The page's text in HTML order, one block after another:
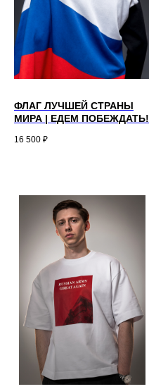
ФЛАГ ЛУЧШЕЙ СТРАНЫ
МИРА | ЕДЕМ ПОБЕЖДАТЬ!
16 500 ₽